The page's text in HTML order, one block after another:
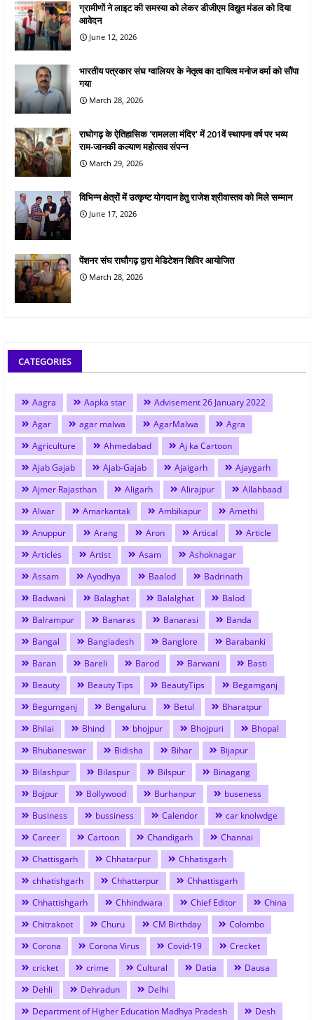
ग्रामीणों ने लाइट की समस्या को लेकर डीजीएम विद्युत मंडल को दिया
आवेदन
June 12, 2026
भारतीय पत्रकार संघ ग्वालियर के नेतृत्व का दायित्व मनोज वर्मा को सौंपा
गया
March 28, 2026
राघोगढ़ के ऐतिहासिक 'रामलला मंदिर' में 201वें स्थापना वर्ष पर भव्य
राम-जानकी कल्याण महोत्सव संपन्न
March 29, 2026
विभिन्न क्षेत्रों में उत्कृष्ट योगदान हेतु राजेश श्रीवास्तव को मिले सम्मान
June 17, 2026
पेंशनर संघ राघौगढ़ द्वारा मेडिटेशन शिविर आयोजित
March 28, 2026
CATEGORIES
Aagra Aapka star
Advisement 26 January 2022
Agar
agar malwa AgarMalwa
Agra
Agriculture
Ahmedabad
Aj ka Cartoon
Ajab Gajab
Ajab-Gajab Ajaigarh
Ajaygarh
Ajmer Rajasthan
Aligarh Alirajpur
Allahbaad
Alwar
Amarkantak Ambikapur
Amethi
Anuppur
Arang Aron Artical
Article
Articles
Artist Asam
Ashoknagar
Assam
Ayodhya Baalod
Badrinath
Badwani
Balaghat Balalghat
Balod
Balrampur
Banaras Banarasi
Banda
Bangal
Bangladesh Banglore
Barabanki
Baran
Bareli Barod Barwani
Basti
Beauty
Beauty Tips BeautyTips
Begamganj
Begumganj
Bengaluru Betul
Bharatpur
Bhilai
Bhind bhojpur Bhojpuri
Bhopal
Bhubaneswar
Bidisha Bihar
Bijapur
Bilashpur
Bilaspur Bilspur
Binagang
Bojpur
Bollywood Burhanpur
buseness
Business
bussiness Calendor
car knolwdge
Career
Cartoon Chandigarh
Channai
Chattisgarh
Chhatarpur
Chhatisgarh
chhatishgarh
Chhattarpur
Chhattisgarh
Chhattishgarh
Chhindwara Chief Editor
China
Chitrakoot
Churu CM Birthday
Colombo
Corona
Corona Virus Covid-19
Crecket
cricket
crime Cultural Datia
Dausa
Dehli
Dehradun
Delhi
Department of Higher Education Madhya Pradesh
Desh